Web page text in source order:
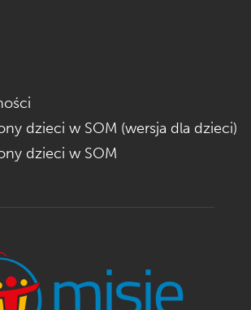
dzieci w SOM (wersja dla dzieci)
dzieci w SOM